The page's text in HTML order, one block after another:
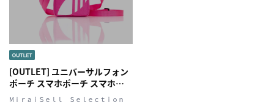
[OUTLET] ユニバーサルフォン
ポーチ スマホポーチ スマホシ
ョルダー Universal Pouch Big
MⅰｒａｉＳｅｌｌ Ｓｅｌｅｃｔｉｏｎ